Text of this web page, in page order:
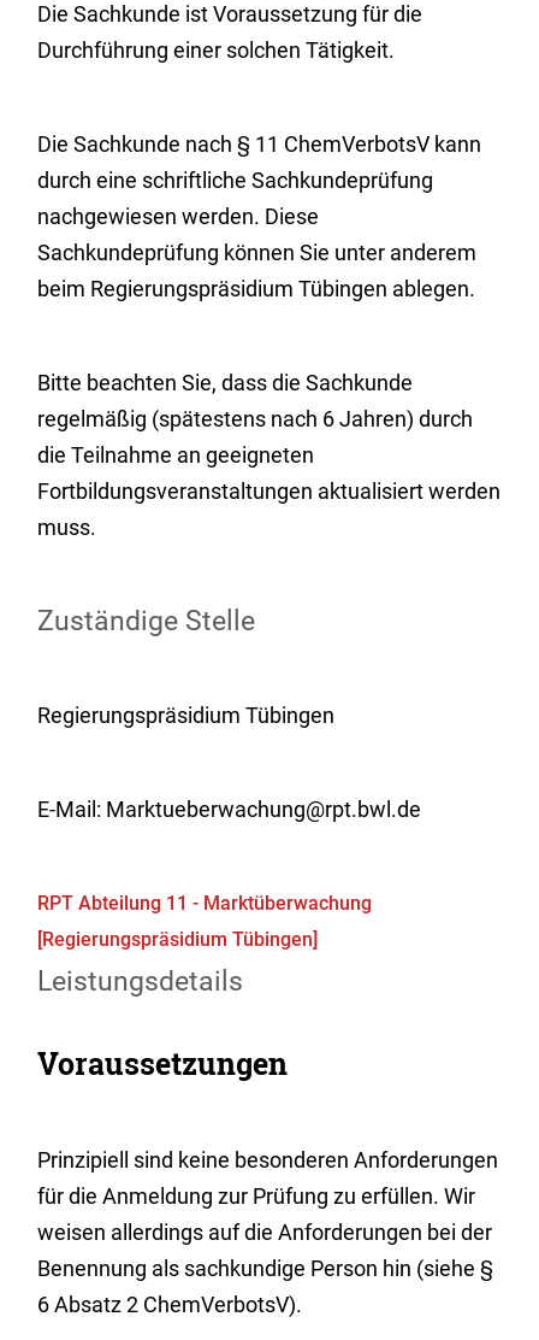
Die Sachkunde ist Voraussetzung für die
Durchführung einer solchen Tätigkeit.
Die Sachkunde nach § 11 ChemVerbotsV kann
durch eine schriftliche Sachkundeprüfung
nachgewiesen werden. Diese
Sachkundeprüfung können Sie unter anderem
beim Regierungspräsidium Tübingen ablegen.
Bitte beachten Sie, dass die Sachkunde
regelmäßig (spätestens nach 6 Jahren) durch
die Teilnahme an geeigneten
Fortbildungsveranstaltungen aktualisiert werden
muss.
Zuständige Stelle
Regierungspräsidium Tübingen
E-Mail: Marktueberwachung@rpt.bwl.de
RPT Abteilung 11 - Marktüberwachung
[Regierungspräsidium Tübingen]
Leistungsdetails
Voraussetzungen
Prinzipiell sind keine besonderen Anforderungen
für die Anmeldung zur Prüfung zu erfüllen. Wir
weisen allerdings auf die Anforderungen bei der
Benennung als sachkundige Person hin (siehe §
6 Absatz 2 ChemVerbotsV).